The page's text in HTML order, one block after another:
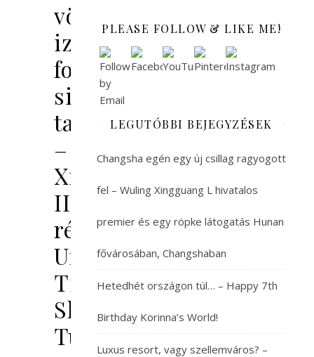
vörösen
izzó
forró
sivatag
találkozik
–
Xinjiang
II.
rész,
Urumqi,
Tian
Shan,
Turpan
PLEASE FOLLOW & LIKE ME!
LEGUTÓBBI BEJEGYZÉSEK
Changsha egén egy új csillag ragyogott
fel – Wuling Xingguang L hivatalos
premier és egy röpke látogatás Hunan
fővárosában, Changshaban
Hetedhét országon túl… – Happy 7th
Birthday Korinna’s World!
Luxus resort, vagy szellemváros? –